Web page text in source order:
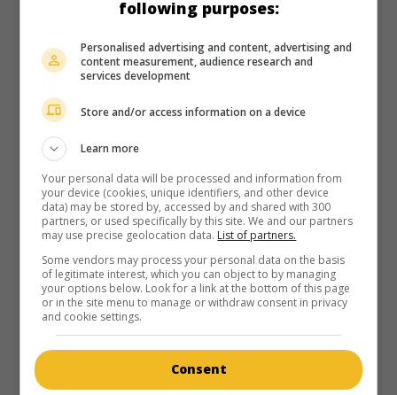
Can. 2011. Comédiede Émile Gaudreault avec
tournée sont kidnappés par un cuisinier timide mais
psychopathe, qu'ils avaient pris comme tête de Turc dans
Durée:
au cinéma sur mes écrans
Délivrez-moi
Can. 2006. Drame psychologiquede Denis Chouinard avec
Céline Bonnier,Geneviève Bujold
sortie de prison, une ouvrière se heurte à l'hostilité de sa
belle-mère à qui elle dispute la garde de sa fille adolescente.
Durée:
following purposes:
Personalised advertising and content, advertising and
content measurement, audience research and
services development
Store and/or access information on a device
Learn more
Your personal data will be processed and information from
your device (cookies, unique identifiers, and other device
data) may be stored by, accessed by and shared with 300
partners, or used specifically by this site. We and our partners
may use precise geolocation data. List of partners.
Some vendors may process your personal data on the basis
of legitimate interest, which you can object to by managing
your options below. Look for a link at the bottom of this page
or in the site menu to manage or withdraw consent in privacy
and cookie settings.
Consent